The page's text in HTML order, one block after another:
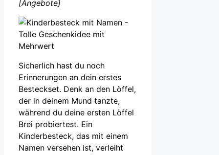
[Angebote]
Sicherlich hast du noch
Erinnerungen an dein erstes
Besteckset. Denk an den Löffel,
der in deinem Mund tanzte,
während du deine ersten Löffel
Brei probiertest. Ein
Kinderbesteck, das mit einem
Namen versehen ist, verleiht